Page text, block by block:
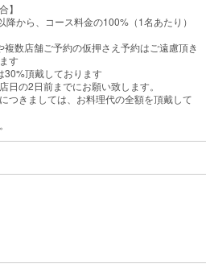
】
降から、コース料金の100%（1名あたり）
複数店舗ご予約の仮押さえ予約はご遠慮頂き
す
30%頂戴しております
日の2日前までにお願い致します。
つきましては、お料理代の全額を頂戴して